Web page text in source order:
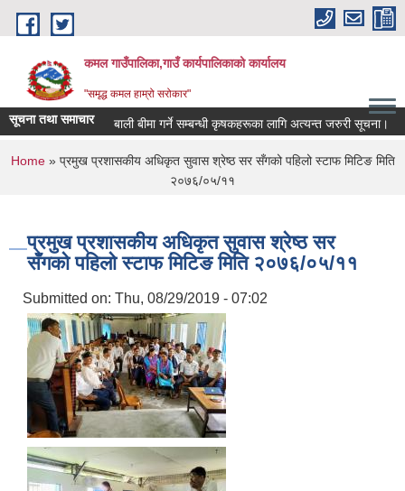
Skip to main content
कमल गाउँपालिका,गाउँ कार्यपालिकाको कार्यालय
"समृद्ध कमल हाम्रो सरोकार"
सूचना तथा समाचार बाली बीमा गर्ने सम्बन्धी कृषकहरूका लागि अत्यन्त जरुरी सूचना।
You are here
Home» प्रमुख प्रशासकीय अधिकृत सुवास श्रेष्ठ सर सँगको पहिलो स्टाफ मिटिङ मिति
२०७६/०५/११
प्रमुख प्रशासकीय अधिकृत सुवास श्रेष्ठ सर
सँगको पहिलो स्टाफ मिटिङ मिति २०७६/०५/११
Submitted on: Thu, 08/29/2019 - 07:02